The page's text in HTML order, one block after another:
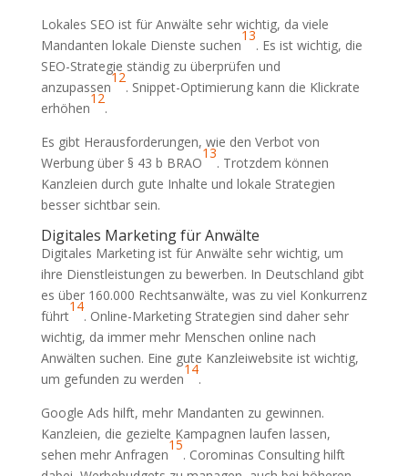
Lokales SEO ist für Anwälte sehr wichtig, da viele
Mandanten lokale Dienste suchen
13
. Es ist wichtig, die
SEO-Strategie ständig zu überprüfen und
anzupassen
12
. Snippet-Optimierung kann die Klickrate
erhöhen
12
.
Es gibt Herausforderungen, wie den Verbot von
Werbung über § 43 b BRAO
13
. Trotzdem können
Kanzleien durch gute Inhalte und lokale Strategien
besser sichtbar sein.
Digitales Marketing für Anwälte
Digitales Marketing ist für Anwälte sehr wichtig, um
ihre Dienstleistungen zu bewerben. In Deutschland gibt
es über 160.000 Rechtsanwälte, was zu viel Konkurrenz
führt
14
. Online-Marketing Strategien sind daher sehr
wichtig, da immer mehr Menschen online nach
Anwälten suchen. Eine gute Kanzleiwebsite ist wichtig,
um gefunden zu werden
14
.
Google Ads hilft, mehr Mandanten zu gewinnen.
Kanzleien, die gezielte Kampagnen laufen lassen,
sehen mehr Anfragen
15
. Corominas Consulting hilft